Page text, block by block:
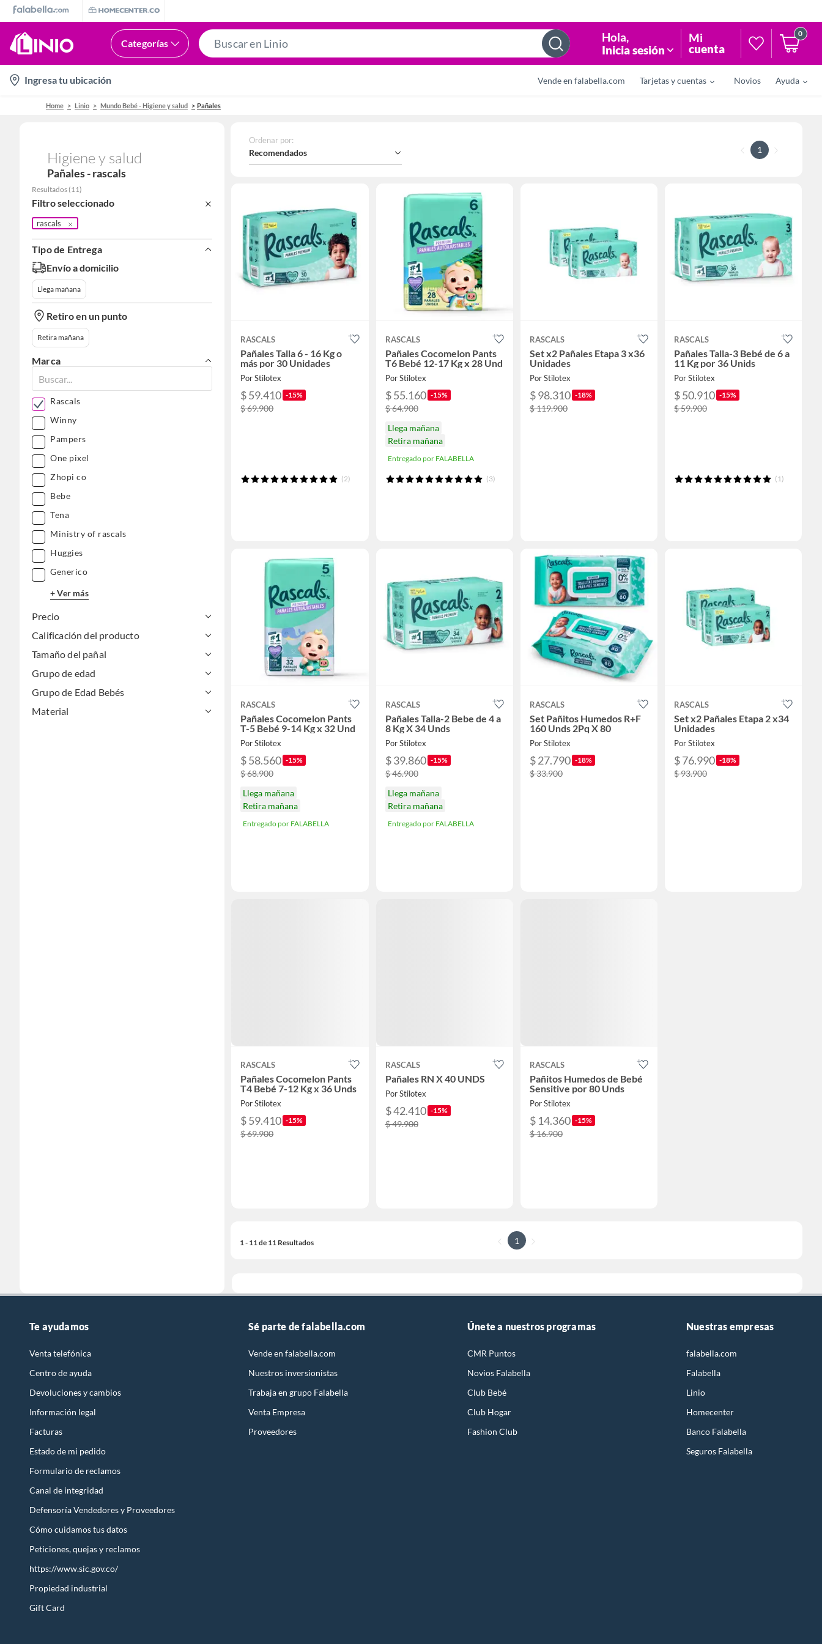
Categorías
Bar
Hola,
Inicia sesión
Mi
cuenta
0
location-
icon
Ingresa tu ubicación Vende en falabella.com Tarjetas y cuentas Novios Ayuda
Home Linio Mundo Bebé - Higiene y salud Pañales
Higiene y salud
Pañales - rascals
Resultados (11)
Filtro seleccionado
rascals
Tipo de Entrega
Envío a domicilio
Llega mañana
Retiro en un punto
Retira mañana
Marca
Rascals
Winny
Pampers
One pixel
Zhopi co
Bebe
Tena
Ministry of rascals
Huggies
Generico
+ Ver más
Precio
Calificación del producto
Tamaño del pañal
Grupo de edad
Grupo de Edad Bebés
Material
Ordenar por:
Recomendados 1
RASCALS
Pañales Talla 6 - 16 Kg o
más por 30 Unidades
Por Stilotex
$ 59.410 -15%
$ 69.900
(2)
RASCALS
Pañales Cocomelon Pants
T6 Bebé 12-17 Kg x 28 Und
Por Stilotex
$ 55.160 -15%
$ 64.900
Llega mañana
Retira mañana
Entregado por FALABELLA
(3)
RASCALS
Set x2 Pañales Etapa 3 x36
Unidades
Por Stilotex
$ 98.310 -18%
$ 119.900
RASCALS
Pañales Talla-3 Bebé de 6 a
11 Kg por 36 Unids
Por Stilotex
$ 50.910 -15%
$ 59.900
(1)
RASCALS
Pañales Cocomelon Pants
T-5 Bebé 9-14 Kg x 32 Und
Por Stilotex
$ 58.560 -15%
$ 68.900
Llega mañana
Retira mañana
Entregado por FALABELLA
RASCALS
Pañales Talla-2 Bebe de 4 a
8 Kg X 34 Unds
Por Stilotex
$ 39.860 -15%
$ 46.900
Llega mañana
Retira mañana
Entregado por FALABELLA
RASCALS
Set Pañitos Humedos R+F
160 Unds 2Pq X 80
Por Stilotex
$ 27.790 -18%
$ 33.900
RASCALS
Set x2 Pañales Etapa 2 x34
Unidades
Por Stilotex
$ 76.990 -18%
$ 93.900
RASCALS
Pañales Cocomelon Pants
T4 Bebé 7-12 Kg x 36 Unds
Por Stilotex
$ 59.410 -15%
$ 69.900
RASCALS
Pañales RN X 40 UNDS
Por Stilotex
$ 42.410 -15%
$ 49.900
RASCALS
Pañitos Humedos de Bebé
Sensitive por 80 Unds
Por Stilotex
$ 14.360 -15%
$ 16.900
1 - 11 de 11 Resultados 1
Te ayudamos
Venta telefónica
Centro de ayuda
Devoluciones y cambios
Información legal
Facturas
Estado de mi pedido
Formulario de reclamos
Canal de integridad
Defensoría Vendedores y Proveedores
Cómo cuidamos tus datos
Peticiones, quejas y reclamos
https://www.sic.gov.co/
Propiedad industrial
Gift Card
Sé parte de falabella.com
Vende en falabella.com
Nuestros inversionistas
Trabaja en grupo Falabella
Venta Empresa
Proveedores
Únete a nuestros programas
CMR Puntos
Novios Falabella
Club Bebé
Club Hogar
Fashion Club
Nuestras empresas
falabella.com
Falabella
Linio
Homecenter
Banco Falabella
Seguros Falabella